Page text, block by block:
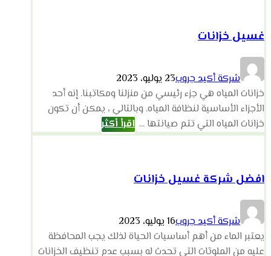
غسيل خزانات
شركة أكيد جروب23 يوليو، 2023
خزانات المياه هي جزء رئيسي من منزلنا ومكاتبنا. إنه أحد
الأجزاء الأساسية لنظافة المياه. وبالتالي ، يمكن أن تكون
خزانات المياه التي تتم صيانتها ... اقرأ أكثر
افضل شركة غسيل خزانات
شركة أكيد جروب16 يوليو، 2023
يعتبر الماء من أهم أساسيات الحياة لذلك يجب المحافظة
عليه من الملوثات التي تحدث له بسبب عدم تنظيف الخزانات